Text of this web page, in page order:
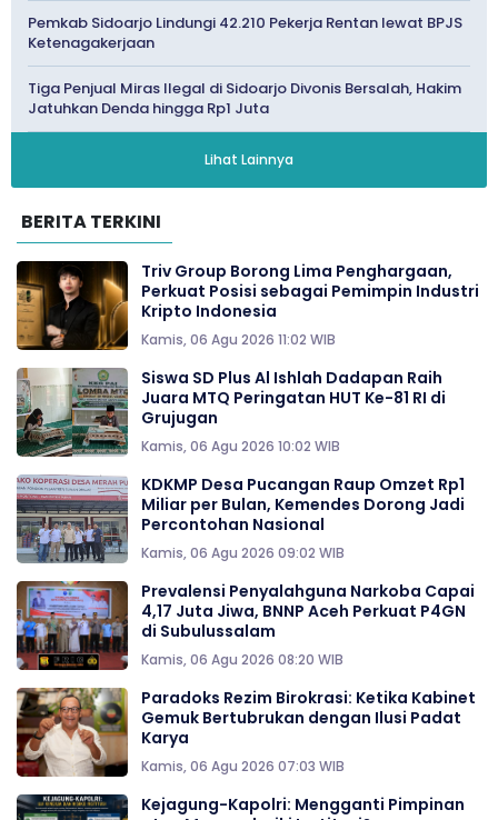
Pemkab Sidoarjo Lindungi 42.210 Pekerja Rentan lewat BPJS
Ketenagakerjaan
Tiga Penjual Miras Ilegal di Sidoarjo Divonis Bersalah, Hakim
Jatuhkan Denda hingga Rp1 Juta
Lihat Lainnya
BERITA TERKINI
Triv Group Borong Lima Penghargaan,
Perkuat Posisi sebagai Pemimpin Industri
Kripto Indonesia
Kamis, 06 Agu 2026 11:02 WIB
Siswa SD Plus Al Ishlah Dadapan Raih
Juara MTQ Peringatan HUT Ke-81 RI di
Grujugan
Kamis, 06 Agu 2026 10:02 WIB
KDKMP Desa Pucangan Raup Omzet Rp1
Miliar per Bulan, Kemendes Dorong Jadi
Percontohan Nasional
Kamis, 06 Agu 2026 09:02 WIB
Prevalensi Penyalahguna Narkoba Capai
4,17 Juta Jiwa, BNNP Aceh Perkuat P4GN
di Subulussalam
Kamis, 06 Agu 2026 08:20 WIB
Paradoks Rezim Birokrasi: Ketika Kabinet
Gemuk Bertubrukan dengan Ilusi Padat
Karya
Kamis, 06 Agu 2026 07:03 WIB
Kejagung-Kapolri: Mengganti Pimpinan